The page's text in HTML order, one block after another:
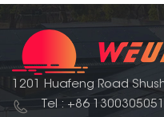
1201 Huafeng Road
Tel : +86